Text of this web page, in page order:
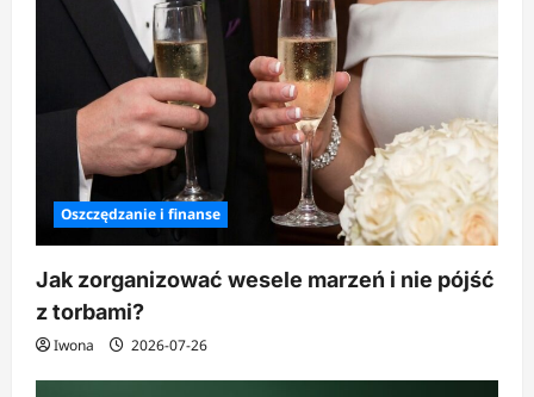
Oszczędzanie i finanse
Jak zorganizować wesele marzeń i nie pójść
z torbami?
Iwona 2026-07-26